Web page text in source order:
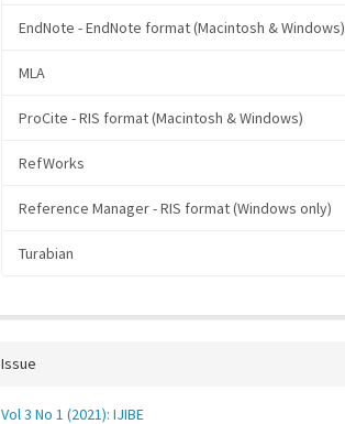
EndNote - EndNote format (Macintosh & Windows)
MLA
ProCite - RIS format (Macintosh & Windows)
RefWorks
Reference Manager - RIS format (Windows only)
Turabian
Issue
Vol 3 No 1 (2021): IJIBE